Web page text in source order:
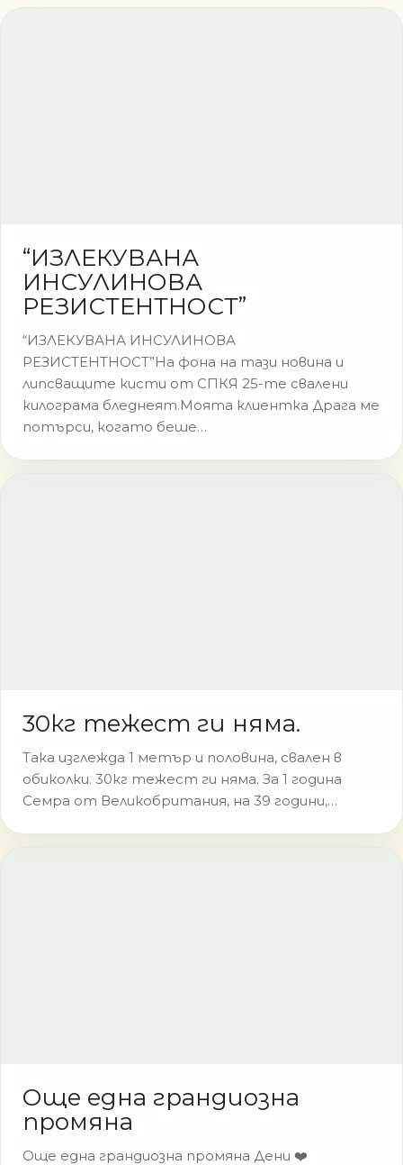
“ИЗЛЕКУВАНА
ИНСУЛИНОВА
РЕЗИСТЕНТНОСТ”
“ИЗЛЕКУВАНА ИНСУЛИНОВА
РЕЗИСТЕНТНОСТ”На фона на тази новина и
липсващите кисти от СПКЯ 25-те свалени
килограма бледнеят.Моята клиентка Драга ме
потърси, когато беше…
30кг тежест ги няма.
Така изглежда 1 метър и половина, свален в
обиколки. 30кг тежест ги няма. За 1 година
Семра от Великобритания, на 39 години,…
Още една грандиозна
промяна
Още една грандиозна промяна Дени ❤️